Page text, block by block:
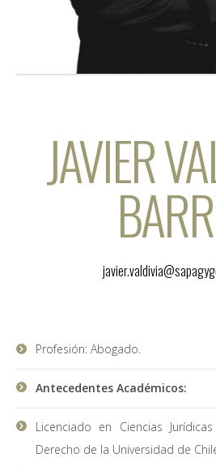
JAVIER
Profesión: Abogado.
Antecedentes Académicos:
Licenciado en Ciencias
Derecho de la Universidad de